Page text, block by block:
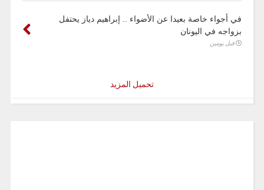
في أجواء خاصة بعيدا عن الأضواء .. إبراهيم دياز يحتفل
بزواجه في اليونان
قبل يومين
تحميل المزيد